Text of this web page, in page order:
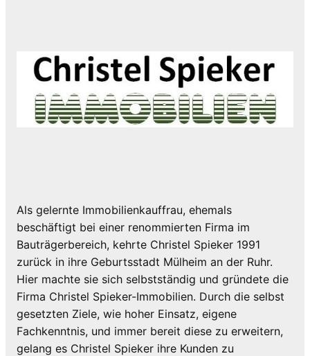
Als gelernte Immobilienkauffrau, ehemals
beschäftigt bei einer renommierten Firma im
Bauträgerbereich, kehrte Christel Spieker 1991
zurück in ihre Geburtsstadt Mülheim an der Ruhr.
Hier machte sie sich selbstständig und gründete die
Firma Christel Spieker-Immobilien. Durch die selbst
gesetzten Ziele, wie hoher Einsatz, eigene
Fachkenntnis, und immer bereit diese zu erweitern,
gelang es Christel Spieker ihre Kunden zu